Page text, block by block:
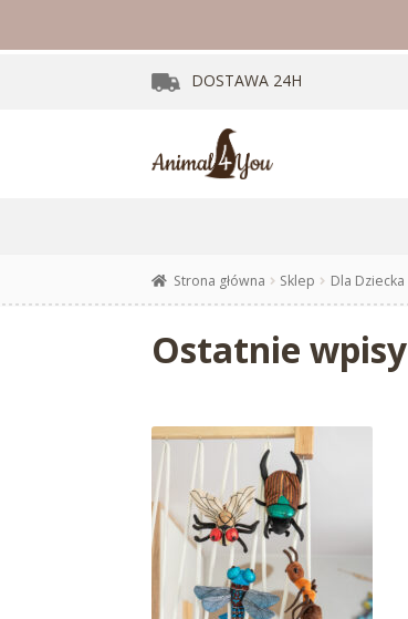
DOSTAWA 24H
Strona główna Sklep Dla Dziecka
Ostatnie wpisy